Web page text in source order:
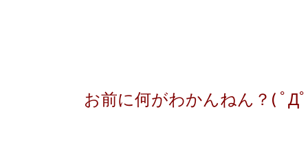
お前に何がわかんねん？( ﾟД